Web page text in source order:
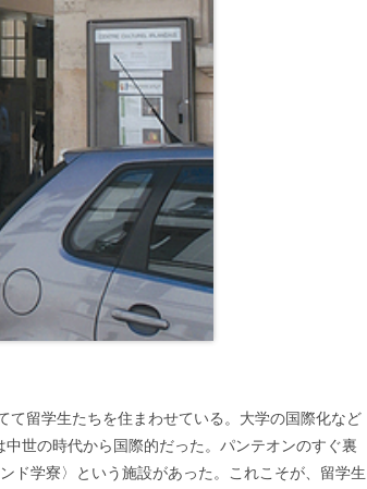
留学生たちを住まわせている。大学の国際化など
世の時代から国際的だった。パンテオンのすぐ裏
ド学寮〉という施設があった。これこそが、留学生